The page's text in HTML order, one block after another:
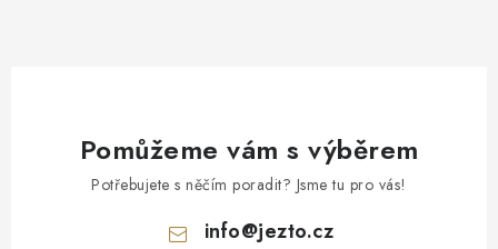
Pomůžeme vám s výběrem
Potřebujete s něčím poradit? Jsme tu pro vás!
info@jezto.cz